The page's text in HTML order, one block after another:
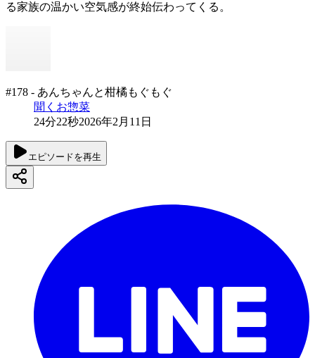
る家族の温かい空気感が終始伝わってくる。
#178 - あんちゃんと柑橘もぐもぐ
聞くお惣菜
24分22秒2026年2月11日
エピソードを再生